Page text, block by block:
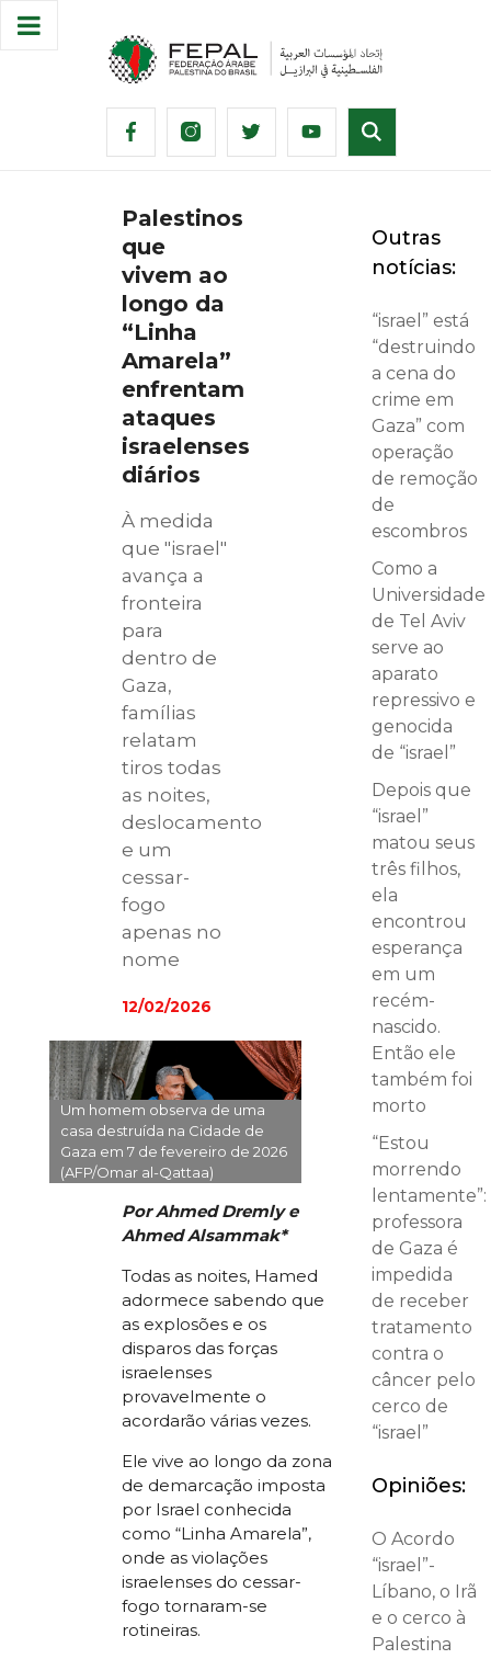
Palestinos
que
vivem ao
longo da
“Linha
Amarela”
enfrentam
ataques
israelenses
diários
À medida
que "israel"
avança a
fronteira
para
dentro de
Gaza,
famílias
relatam
tiros todas
as noites,
deslocamento
e um
cessar-
fogo
apenas no
nome
12/02/2026
Um homem observa de uma
casa destruída na Cidade de
Gaza em 7 de fevereiro de 2026
(AFP/Omar al-Qattaa)
Por Ahmed Dremly e
Ahmed Alsammak*
Todas as noites, Hamed
adormece sabendo que
as explosões e os
disparos das forças
israelenses
provavelmente o
acordarão várias vezes.
Ele vive ao longo da zona
de demarcação imposta
por Israel conhecida
como “Linha Amarela”,
onde as violações
israelenses do cessar-
fogo tornaram-se
rotineiras.
Outras
notícias:
“israel” está
“destruindo
a cena do
crime em
Gaza” com
operação
de remoção
de
escombros
Como a
Universidade
de Tel Aviv
serve ao
aparato
repressivo e
genocida
de “israel”
Depois que
“israel”
matou seus
três filhos,
ela
encontrou
esperança
em um
recém-
nascido.
Então ele
também foi
morto
“Estou
morrendo
lentamente”:
professora
de Gaza é
impedida
de receber
tratamento
contra o
câncer pelo
cerco de
“israel”
Opiniões:
O Acordo
“israel”-
Líbano, o Irã
e o cerco à
Palestina